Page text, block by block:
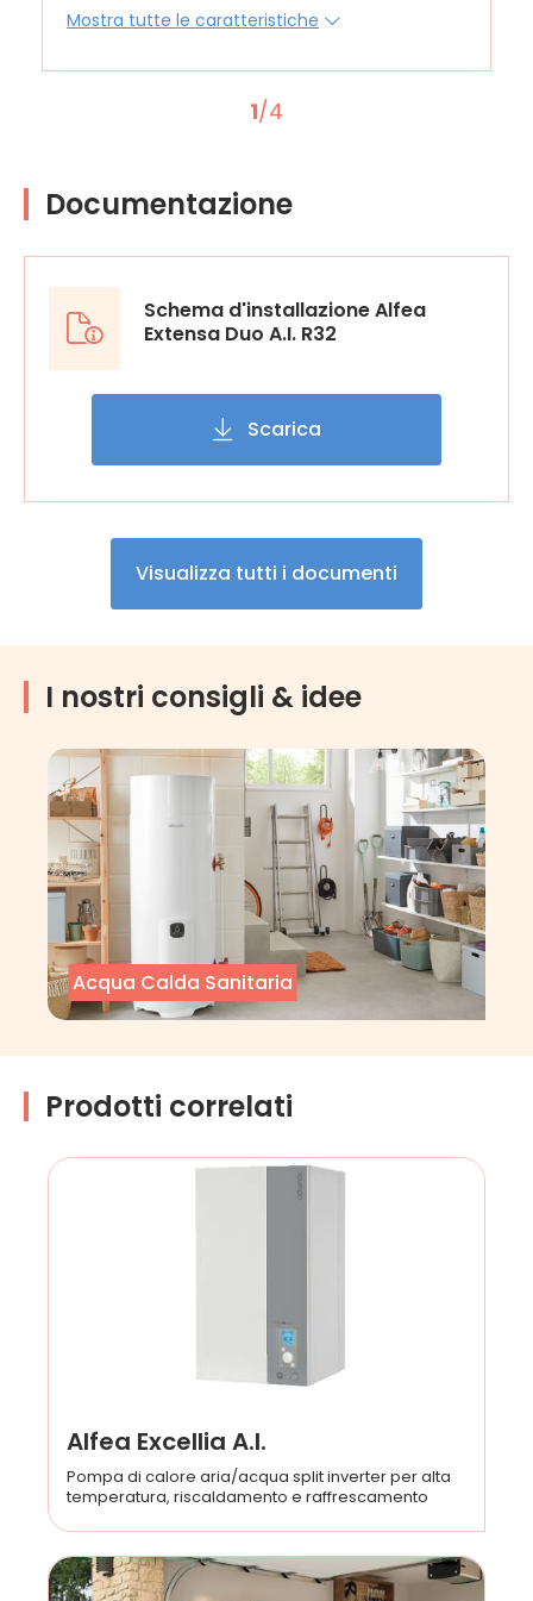
Mostra tutte le caratteristiche
1/4
Documentazione
Schema d'installazione Alfea
Extensa Duo A.I. R32
Scarica
Visualizza tutti i documenti
I nostri consigli & idee
Acqua Calda Sanitaria
Prodotti correlati
Alfea Excellia A.I.
Pompa di calore aria/acqua split inverter per alta
temperatura, riscaldamento e raffrescamento